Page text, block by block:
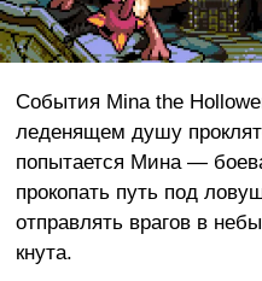
События Mina the
леденящем душу
попытается Мина —
прокопать путь под
отправлять врагов в
кнута.